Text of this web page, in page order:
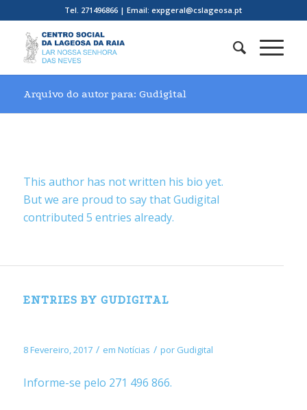
Tel. 271496866 | Email: expgeral@cslageosa.pt
Arquivo do autor para: Gudigital
This author has not written his bio yet.
But we are proud to say thatGudigital
contributed 5 entries already.
ENTRIES BY GUDIGITAL
8 Fevereiro, 2017 / em Notícias / por Gudigital
Informe-se pelo 271 496 866.